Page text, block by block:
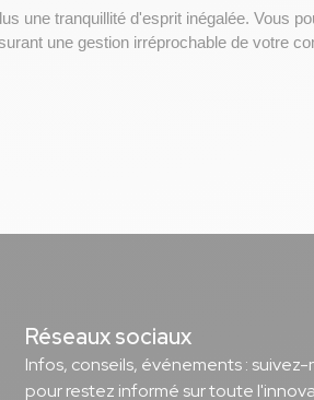
une tranquillité d'esprit inégalée. Vous
une gestion irréprochable de votre
Réseaux sociaux
Infos, conseils, événements : suivez-
pour restez informé sur toute